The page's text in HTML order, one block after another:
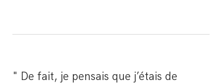
" De fait, je pensais que j’étais de